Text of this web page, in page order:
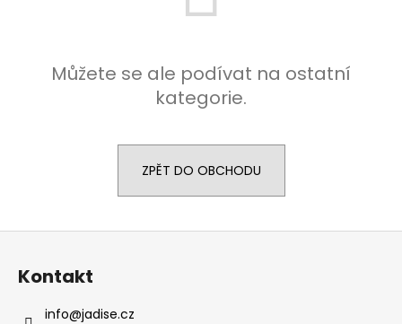
Můžete se ale podívat na ostatní
kategorie.
ZPĚT DO OBCHODU
Z
Kontakt
info@jadise.cz